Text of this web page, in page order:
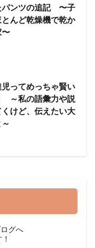
パンツの追記 〜子
んど乾燥機で乾か
ってめっちゃ賢い
～私の語彙力や説
けど、伝えたい大